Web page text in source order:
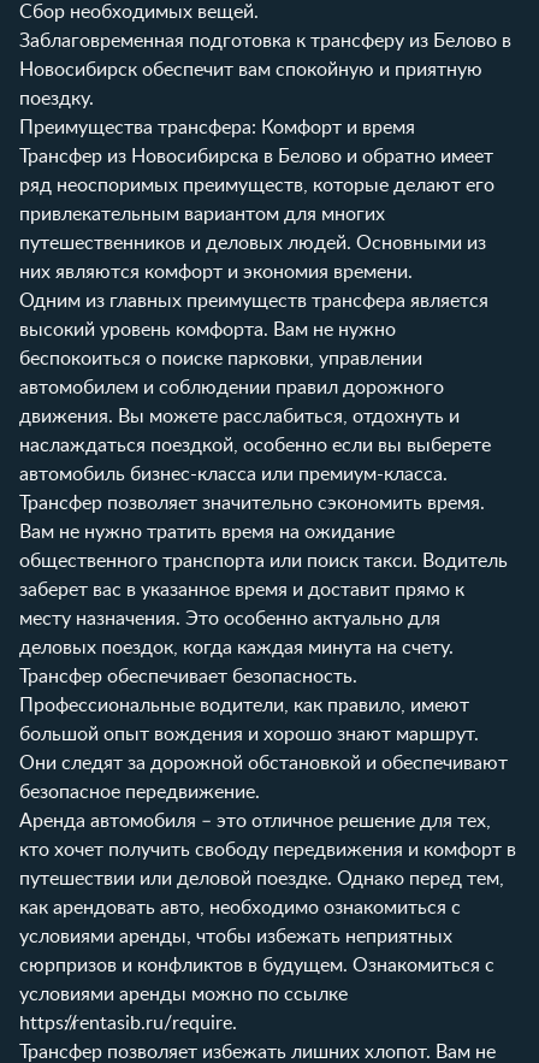
Сбор необходимых вещей.
Заблаговременная подготовка к трансферу из Белово в
Новосибирск обеспечит вам спокойную и приятную
поездку.
Преимущества трансфера: Комфорт и время
Трансфер из Новосибирска в Белово и обратно имеет
ряд неоспоримых преимуществ, которые делают его
привлекательным вариантом для многих
путешественников и деловых людей. Основными из
них являются комфорт и экономия времени.
Одним из главных преимуществ трансфера является
высокий уровень комфорта. Вам не нужно
беспокоиться о поиске парковки, управлении
автомобилем и соблюдении правил дорожного
движения. Вы можете расслабиться, отдохнуть и
наслаждаться поездкой, особенно если вы выберете
автомобиль бизнес-класса или премиум-класса.
Трансфер позволяет значительно сэкономить время.
Вам не нужно тратить время на ожидание
общественного транспорта или поиск такси. Водитель
заберет вас в указанное время и доставит прямо к
месту назначения. Это особенно актуально для
деловых поездок, когда каждая минута на счету.
Трансфер обеспечивает безопасность.
Профессиональные водители, как правило, имеют
большой опыт вождения и хорошо знают маршрут.
Они следят за дорожной обстановкой и обеспечивают
безопасное передвижение.
Аренда автомобиля – это отличное решение для тех,
кто хочет получить свободу передвижения и комфорт в
путешествии или деловой поездке. Однако перед тем,
как арендовать авто, необходимо ознакомиться с
условиями аренды, чтобы избежать неприятных
сюрпризов и конфликтов в будущем. Ознакомиться с
условиями аренды можно по ссылке
https://rentasib.ru/require.
Трансфер позволяет избежать лишних хлопот. Вам не